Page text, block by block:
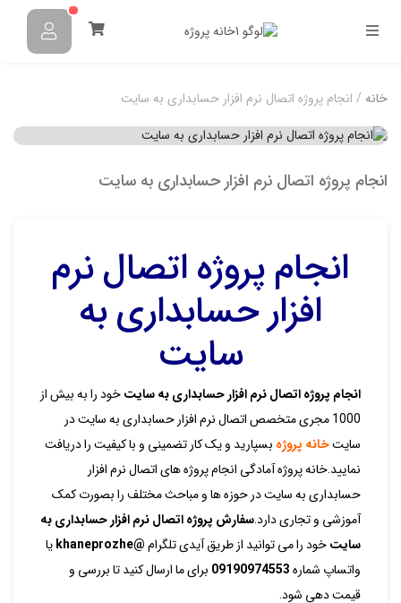
خانه / انجام پروژه اتصال نرم افزار حسابداری به سایت
انجام پروژه اتصال نرم افزار حسابداری به سایت
انجام پروژه اتصال نرم
افزار حسابداری به
سایت
انجام پروژه اتصال نرم افزار حسابداری به سایت خود را به بیش از
1000 مجری متخصص اتصال نرم افزار حسابداری به سایت در
سایتخانه پروژه بسپارید و یک کار تضمینی و با کیفیت را دریافت
نمایید.خانه پروژه آمادگی انجام پروژه های اتصال نرم افزار
حسابداری به سایت در حوزه ها و مباحث مختلف را بصورت کمک
آموزشی و تجاری دارد.سفارش پروژه اتصال نرم افزار حسابداری به
سایت خود را می توانید از طریق آیدی تلگرام @khaneprozhe
یا
واتساپ شماره 09190974553 برای ما ارسال کنید تا بررسی و
قیمت دهی شود.